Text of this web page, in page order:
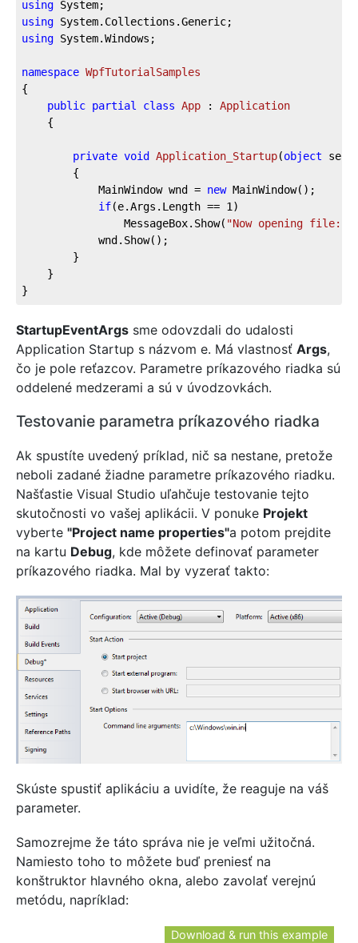
using
using
using System.Windows;
namespace WpfTutorialSamples
{
public partial class App : Application
private void Application_Startup(object
			MainWindow wnd =
new MainWindow();
if(e.Args.Length == 1 )
				MessageBox.Show(
"Now opening file:
}
StartupEventArgs sme odovzdali do udalosti
Application Startup s názvom e. Má vlastnosť Args,
čo je pole reťazcov. Parametre príkazového riadka sú
oddelené medzerami a sú v úvodzovkách.
Testovanie parametra príkazového riadka
Ak spustíte uvedený príklad, nič sa nestane, pretože
neboli zadané žiadne parametre príkazového riadku.
Našťastie Visual Studio uľahčuje testovanie tejto
skutočnosti vo vašej aplikácii. V ponuke Projekt
vyberte "Project name properties"a potom prejdite
na kartu Debug, kde môžete definovať parameter
príkazového riadka. Mal by vyzerať takto:
Skúste spustiť aplikáciu a uvidíte, že reaguje na váš
parameter.
Samozrejme že táto správa nie je veľmi užitočná.
Namiesto toho to môžete buď preniesť na
konštruktor hlavného okna, alebo zavolať verejnú
metódu, napríklad:
Download & run this example